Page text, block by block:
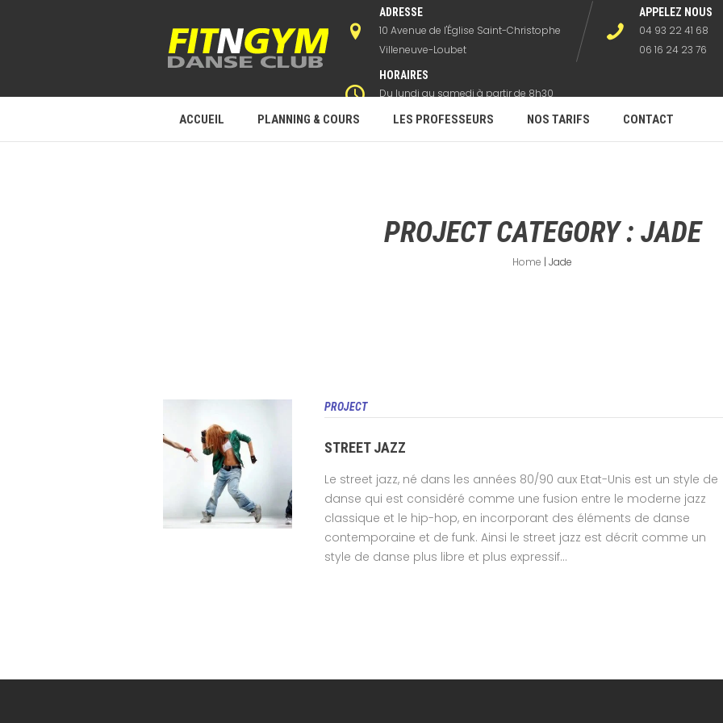
ADRESSE
10 Avenue de l'Église Saint-Christophe
Villeneuve-Loubet
APPELEZ NOUS
04 93 22 41 68
06 16 24 23 76
HORAIRES
Du lundi au samedi à partir de 8h30
hors horaires danses
ACCUEIL PLANNING & COURS LES PROFESSEURS NOS TARIFS CONTACT
PROJECT CATEGORY : JADE
Home | Jade
PROJECT
STREET JAZZ
Le street jazz, né dans les années 80/90 aux Etat-Unis est un style de
danse qui est considéré comme une fusion entre le moderne jazz
classique et le hip-hop, en incorporant des éléments de danse
contemporaine et de funk. Ainsi le street jazz est décrit comme un
style de danse plus libre et plus expressif...